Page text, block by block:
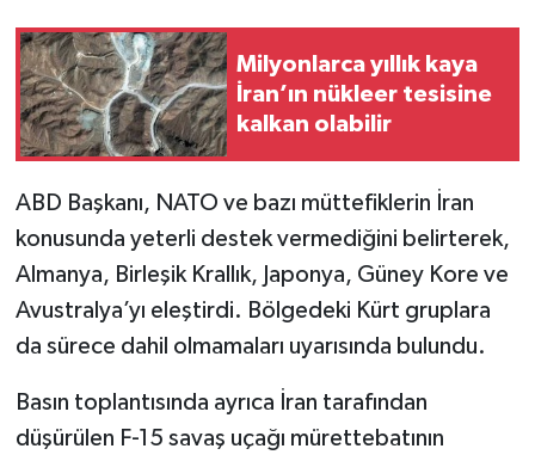
Milyonlarca yıllık kaya
İran’ın nükleer tesisine
kalkan olabilir
ABD Başkanı, NATO ve bazı müttefiklerin İran
konusunda yeterli destek vermediğini belirterek,
Almanya, Birleşik Krallık, Japonya, Güney Kore ve
Avustralya’yı eleştirdi. Bölgedeki Kürt gruplara
da sürece dahil olmamaları uyarısında bulundu.
Basın toplantısında ayrıca İran tarafından
düşürülen F-15 savaş uçağı mürettebatının